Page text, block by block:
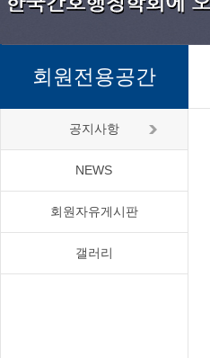
회원전용공간
공지사항
NEWS
회원자유게시판
갤러리